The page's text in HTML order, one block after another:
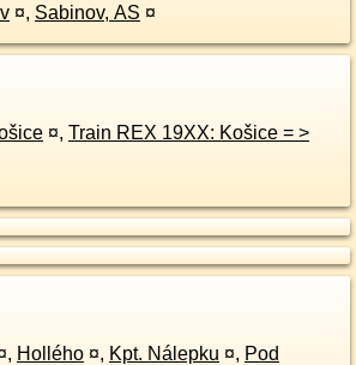
¤, Sabinov, AS ¤
- > Košice ¤, Train REX 19XX: Košice = >
, Hollého ¤, Kpt. Nálepku ¤, Pod